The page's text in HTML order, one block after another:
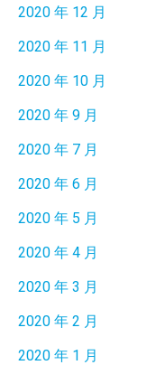
2020 年 12 月
2020 年 11 月
2020 年 10 月
2020 年 9 月
2020 年 7 月
2020 年 6 月
2020 年 5 月
2020 年 4 月
2020 年 3 月
2020 年 2 月
2020 年 1 月